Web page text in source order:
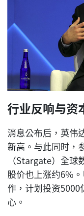
行业反响与资
消息公布后，英伟
新高。与此同时，
（Stargate）全球
股价也上涨约6%
作，计划投资5000
心。